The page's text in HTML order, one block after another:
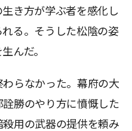
き方が学ぶ者を感化し
る。そうした松陰の姿
んだ。
らなかった。幕府の大
勝のやり方に憤慨した
用の武器の提供を頼み